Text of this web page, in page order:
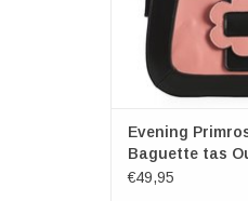
Evening
Baguette tas
€49,95